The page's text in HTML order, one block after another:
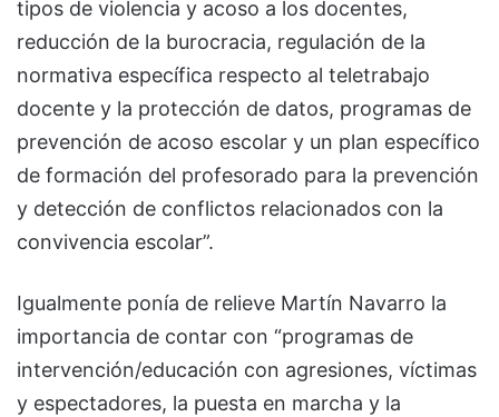
tipos de violencia y acoso a los docentes,
reducción de la burocracia, regulación de la
normativa específica respecto al teletrabajo
docente y la protección de datos, programas de
prevención de acoso escolar y un plan específico
de formación del profesorado para la prevención
y detección de conflictos relacionados con la
convivencia escolar”.
Igualmente ponía de relieve Martín Navarro la
importancia de contar con “programas de
intervención/educación con agresiones, víctimas
y espectadores, la puesta en marcha y la